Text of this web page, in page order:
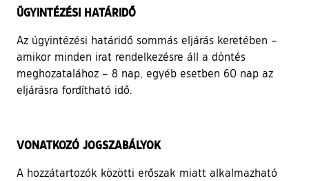
ÜGYINTÉZÉSI HATÁRIDŐ
Az ügyintézési határidő sommás eljárás keretében –
amikor minden irat rendelkezésre áll a döntés
meghozatalához – 8 nap, egyéb esetben 60 nap az
eljárásra fordítható idő.
VONATKOZÓ JOGSZABÁLYOK
A hozzátartozók közötti erőszak miatt alkalmazható